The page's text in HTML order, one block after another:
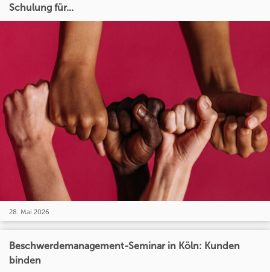
Schulung für...
28. Mai 2026
Beschwerdemanagement-Seminar in Köln: Kunden
binden